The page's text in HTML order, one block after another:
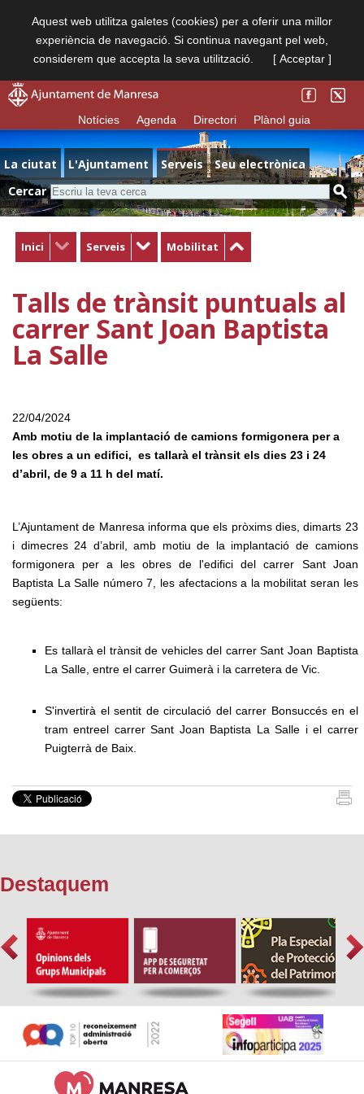
Aquest web utilitza galetes (cookies) per a oferir una millor
experiència de navegació. Si continua navegant pel web,
considerem que accepta la seva utilització.
[ Acceptar ]
Notícies Agenda Directori Plànol guia
La ciutat L'Ajuntament Serveis
Seu electrònica
Cercar
Inici Serveis Mobilitat
Talls de trànsit puntuals al
carrer Sant Joan Baptista
La Salle
22/04/2024
Amb motiu de la implantació de camions formigonera per a
les obres a un edifici, es tallarà el trànsit els dies 23 i 24
d’abril, de 9 a 11 h del matí.
L’Ajuntament de Manresa informa que els pròxims dies, dimarts 23
i dimecres 24 d’abril, amb motiu de la implantació de camions
formigonera per a les obres de l'edifici del carrer Sant Joan
Baptista La Salle número 7, les afectacions a la mobilitat seran les
següents:
Es tallarà el trànsit de vehicles del carrer Sant Joan Baptista
La Salle, entre el carrer Guimerà i la carretera de Vic.
S'invertirà el sentit de circulació del carrer Bonsuccés en el
tram entreel carrer Sant Joan Baptista La Salle i el carrer
Puigterrà de Baix.
Destaquem